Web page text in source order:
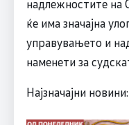
надлежностите на
ќе има значајна
управувањето и
наменети за
Најзначајни новини: